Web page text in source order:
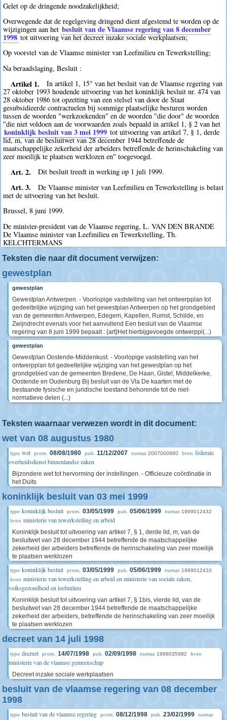
Gelet op de dringende noodzakelijkheid;
Overwegende dat de regelgeving dringend dient afgestemd te worden op de
wijzigingen aan het besluit van de Vlaamse regering van 8 december
1998 tot uitvoering van het decreet inzake sociale werkplaatsen;
Op voorstel van de Vlaamse minister van Leefmilieu en Tewerkstelling;
Na beraadslaging, Besluit :
Artikel 1.
In artikel 1, 15° van het besluit van de Vlaamse regering van
27 oktober 1993 houdende uitvoering van het koninklijk besluit nr. 474 van
28 oktober 1986 tot opzetting van een stelsel van door de Staat
gesubsidieerde contractuelen bij sommige plaatselijke besturen worden
tussen de woorden "werkzoekenden" en de woorden "die door" de woorden
"die niet voldoen aan de voorwaarden zoals bepaald in artikel 1, § 2 van het
koninklijk besluit van 3 mei 1999 tot uitvoering van artikel 7, § 1, derde
lid, m, van de besluitwet van 28 december 1944 betreffende de
maatschappelijke zekerheid der arbeiders betreffende de herinschakeling van
zeer moeilijk te plaatsen werklozen en" toegevoegd.
Art. 2. Dit besluit treedt in werking op 1 juli 1999.
Art. 3.
De Vlaamse minister van Leefmilieu en Tewerkstelling is belast
met de uitvoering van het besluit.
Brussel, 8 juni 1999.
De minister-president van de Vlaamse regering, L. VAN DEN BRANDE
De Vlaamse minister van Leefmilieu en Tewerkstelling, Th.
KELCHTERMANS
Teksten die naar dit document verwijzen:
gewestplan
gewestplan
Gewestplan Antwerpen. - Voorlopige vaststelling van het ontwerpplan tot
gedeeltelijke wijziging van het gewestplan Antwerpen op het grondgebied
van de gemeenten Antwerpen, Edegem, Kapellen, Rumst, Schilde, en
Zwijndrecht evenals voor het aanvullend Een besluit van de Vlaamse
regering van 8 juni 1999 bepaalt : {art}Het hierbijgevoegde ontwerppl(...)
gewestplan
Gewestplan Oostende-Middenkust. - Voorlopige vaststelling van het
ontwerpplan tot gedeeltelijke wijziging van het gewestplan op het
grondgebied van de gemeenten Bredene, De Haan, Gistel, Middelkerke,
Oostende en Oudenburg Bij besluit van de Vla De kaarten met de
bestaande fysische en juridische toestand behorende tot de niet-
normatieve delen (...)
Teksten waarnaar verwezen wordt in dit document:
wet van 08 augustus 1980
type wet prom. 08/08/1980 pub. 11/12/2007 numac 2007000980 bron federale
overheidsdienst binnenlandse zaken
Bijzondere wet tot hervorming der instellingen. - Officieuze coördinatie in
het Duits
koninklijk besluit van 03 mei 1999
type koninklijk besluit prom. 03/05/1999 pub. 05/06/1999 numac 1999012432
bron ministerie van tewerkstelling en arbeid
Koninklijk besluit tot uitvoering van artikel 7, § 1, derde lid, m, van de
besluitwet van 28 december 1944 betreffende de maatschappelijke
zekerheid der arbeiders betreffende de herinschakeling van zeer moeilijk
te plaatsen werklozen
type koninklijk besluit prom. 03/05/1999 pub. 05/06/1999 numac 1999012433
bron ministerie van tewerkstelling en arbeid en ministerie van sociale zaken,
volksgezondheid en leefmilieu
Koninklijk besluit tot uitvoering van artikel 7, § 1bis, vierde lid, van de
besluitwet van 28 december 1944 betreffende de maatschappelijke
zekerheid der arbeiders, betreffende de herinschakeling van zeer moeilijk
te plaatsen werklozen
decreet van 14 juli 1998
type decreet prom. 14/07/1998 pub. 02/09/1998 numac 1998035982 bron
ministerie van de vlaamse gemeenschap
Decreet inzake sociale werkplaatsen
besluit van de vlaamse regering van 08 december
1998
type besluit van de vlaamse regering prom. 08/12/1998 pub. 23/02/1999 numac